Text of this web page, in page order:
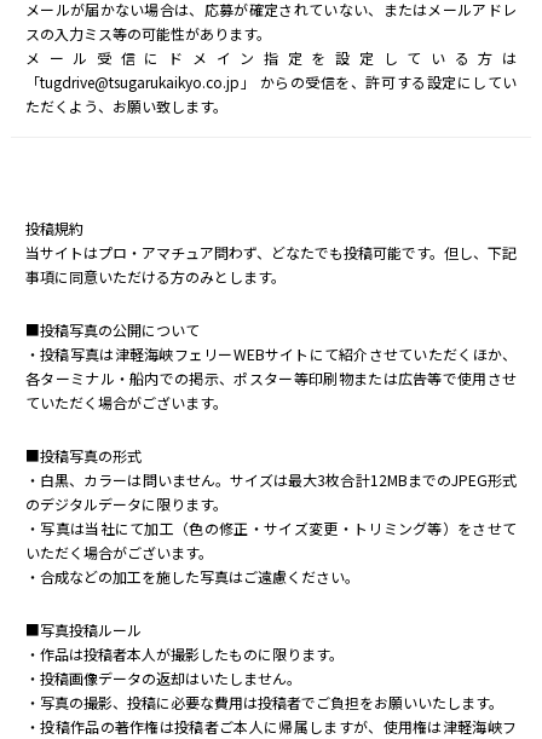
メールが届かない場合は、応募が確定されていない、またはメールアドレ
スの入力ミス等の可能性があります。
メール受信にドメイン指定を設定している方は
「tugdrive@tsugarukaikyo.co.jp」 からの受信を、許可する設定にしてい
ただくよう、お願い致します。
投稿規約
当サイトはプロ・アマチュア問わず、どなたでも投稿可能です。但し、下記
事項に同意いただける方のみとします。
■投稿写真の公開について
・投稿写真は津軽海峡フェリーWEBサイトにて紹介させていただくほか、
各ターミナル・船内での掲示、ポスター等印刷物または広告等で使用させ
ていただく場合がございます。
■投稿写真の形式
・白黒、カラーは問いません。サイズは最大3枚合計12MBまでのJPEG形式
のデジタルデータに限ります。
・写真は当社にて加工（色の修正・サイズ変更・トリミング等）をさせて
いただく場合がございます。
・合成などの加工を施した写真はご遠慮ください。
■写真投稿ルール
・作品は投稿者本人が撮影したものに限ります。
・投稿画像データの返却はいたしません。
・写真の撮影、投稿に必要な費用は投稿者でご負担をお願いいたします。
・投稿作品の著作権は投稿者ご本人に帰属しますが、使用権は津軽海峡フ